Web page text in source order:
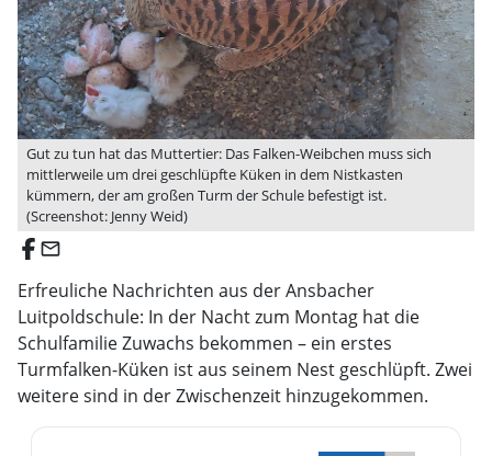
Gut zu tun hat das Muttertier: Das Falken-Weibchen muss sich
mittlerweile um drei geschlüpfte Küken in dem Nistkasten
kümmern, der am großen Turm der Schule befestigt ist.
(Screenshot: Jenny Weid)
email
Erfreuliche Nachrichten aus der Ansbacher
Luitpoldschule: In der Nacht zum Montag hat die
Schulfamilie Zuwachs bekommen – ein erstes
Turmfalken-Küken ist aus seinem Nest geschlüpft. Zwei
weitere sind in der Zwischenzeit hinzugekommen.